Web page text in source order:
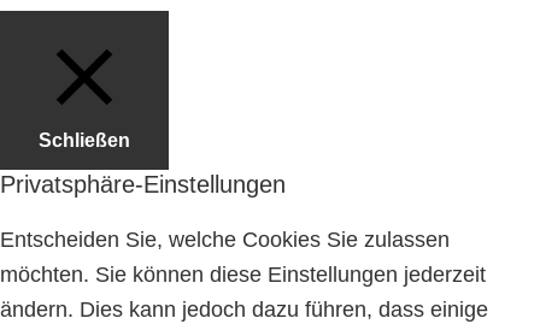
Schließen
Privatsphäre-Einstellungen
Entscheiden Sie, welche Cookies Sie zulassen
möchten. Sie können diese Einstellungen jederzeit
ändern. Dies kann jedoch dazu führen, dass einige